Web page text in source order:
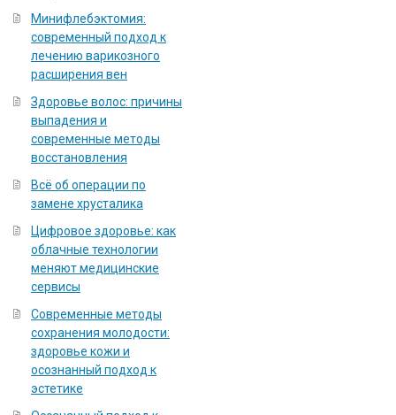
Минифлебэктомия:
современный подход к
лечению варикозного
расширения вен
Здоровье волос: причины
выпадения и
современные методы
восстановления
Всё об операции по
замене хрусталика
Цифровое здоровье: как
облачные технологии
меняют медицинские
сервисы
Современные методы
сохранения молодости:
здоровье кожи и
осознанный подход к
эстетике